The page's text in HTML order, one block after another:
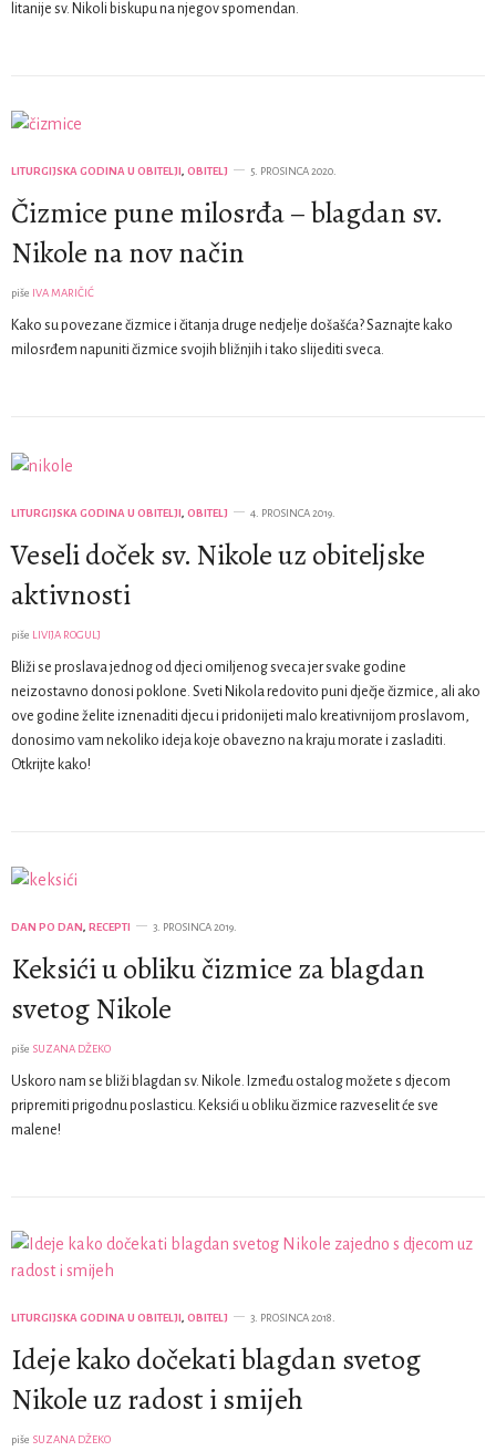
litanije sv. Nikoli biskupu na njegov spomendan.
LITURGIJSKA GODINA U OBITELJI , OBITELJ 5. PROSINCA 2020.
Čizmice pune milosrđa – blagdan sv.
Nikole na nov način
piše IVA MARIČIĆ
Kako su povezane čizmice i čitanja druge nedjelje došašća? Saznajte kako
milosrđem napuniti čizmice svojih bližnjih i tako slijediti sveca.
LITURGIJSKA GODINA U OBITELJI, OBITELJ 4. PROSINCA 2019.
Veseli doček sv. Nikole uz obiteljske
aktivnosti
piše LIVIJA ROGULJ
Bliži se proslava jednog od djeci omiljenog sveca jer svake godine
neizostavno donosi poklone. Sveti Nikola redovito puni dječje čizmice, ali ako
ove godine želite iznenaditi djecu i pridonijeti malo kreativnijom proslavom,
donosimo vam nekoliko ideja koje obavezno na kraju morate i zasladiti.
Otkrijte kako!
DAN PO DAN, RECEPTI 3. PROSINCA 2019.
Keksići u obliku čizmice za blagdan
svetog Nikole
piše SUZANA DŽEKO
Uskoro nam se bliži blagdan sv. Nikole. Između ostalog možete s djecom
pripremiti prigodnu poslasticu. Keksići u obliku čizmice razveselit će sve
malene!
LITURGIJSKA GODINA U OBITELJI, OBITELJ 3. PROSINCA 2018.
Ideje kako dočekati blagdan svetog
Nikole uz radost i smijeh
piše SUZANA DŽEKO